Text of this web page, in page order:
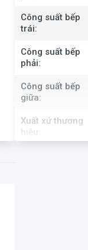
Công suất bếp
trái:
Công suất bếp
phải:
Công suất bếp
giữa:
Xuất xứ thương
hiệu: